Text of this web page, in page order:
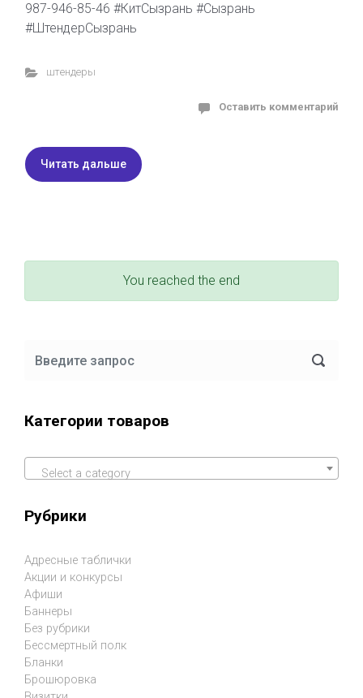
987-946-85-46 #КитСызрань #Сызрань
#ШтендерСызрань
штендеры
Оставить комментарий
Читать дальше
You reached the end
Категории товаров
Select a category
Рубрики
Адресные таблички
Акции и конкурсы
Афиши
Баннеры
Без рубрики
Бессмертный полк
Бланки
Брошюровка